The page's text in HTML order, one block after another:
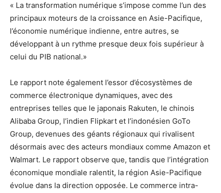
« La transformation numérique s’impose comme l’un des
principaux moteurs de la croissance en Asie-Pacifique,
l’économie numérique indienne, entre autres, se
développant à un rythme presque deux fois supérieur à
celui du PIB national.»
Le rapport note également l’essor d’écosystèmes de
commerce électronique dynamiques, avec des
entreprises telles que le japonais Rakuten, le chinois
Alibaba Group, l’indien Flipkart et l’indonésien GoTo
Group, devenues des géants régionaux qui rivalisent
désormais avec des acteurs mondiaux comme Amazon et
Walmart. Le rapport observe que, tandis que l’intégration
économique mondiale ralentit, la région Asie-Pacifique
évolue dans la direction opposée. Le commerce intra-